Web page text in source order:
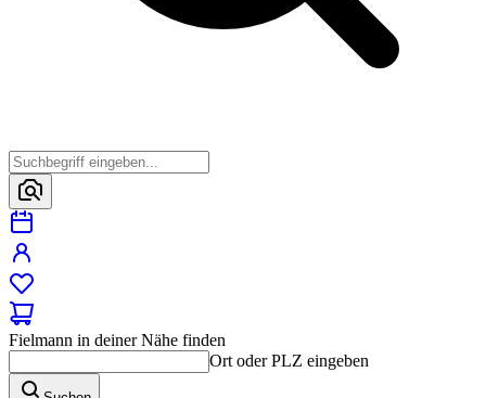
Fielmann in deiner Nähe finden
Ort oder PLZ eingeben